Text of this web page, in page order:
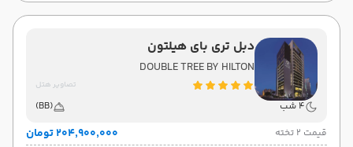
دبل تری بای هیلتون
DOUBLE TREE BY HILTON
تصاویر هتل
4 شب
(BB)
قیمت 2 تخته
۲۰۴٬۹۰۰٬۰۰۰ تومان